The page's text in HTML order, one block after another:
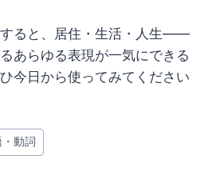
すると、居住・生活・人生——
あらゆる表現が一気にできる
今日から使ってみてください
動詞